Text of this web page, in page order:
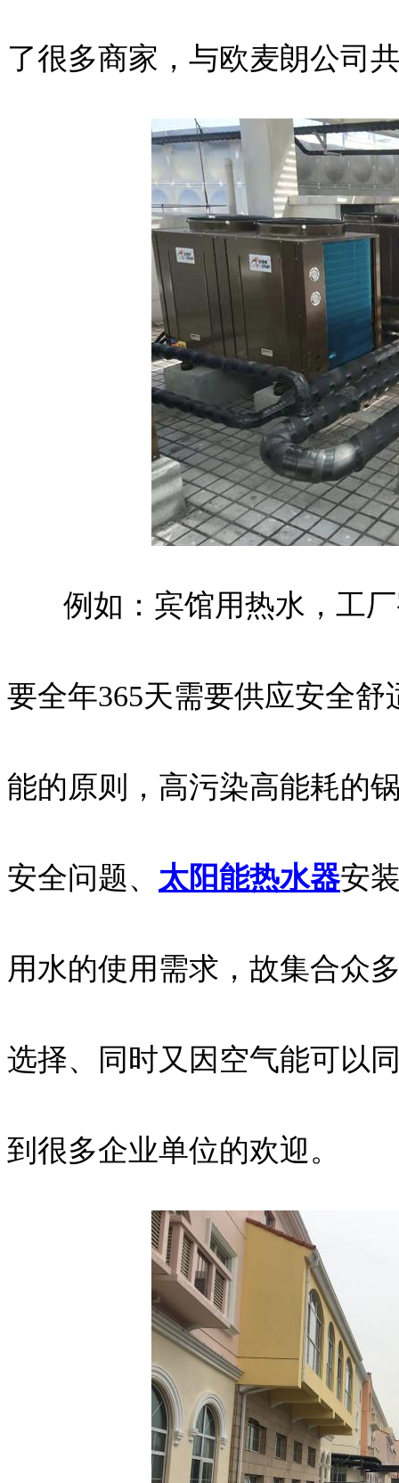
了很多商家，与欧麦朗公司
例如：宾馆用热水，工厂
要全年365天需要供应安全
能的原则，高污染高能耗的
安全问题、 太阳能热水器安
用水的使用需求，故集合众
选择、同时又因空气能可以
到很多企业单位的欢迎。